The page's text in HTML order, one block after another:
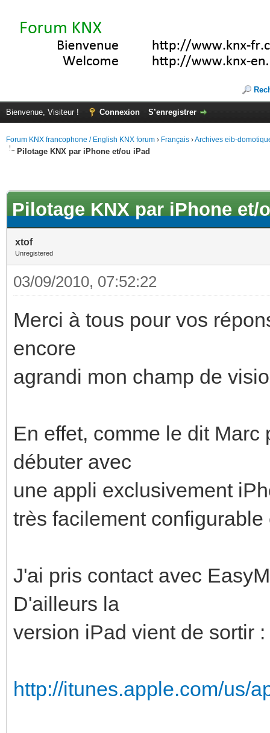
Bienvenue, Visiteur ! Connexion S’enregistrer
Forum KNX francophone / English KNX forum › Français ›Archives eib-
Pilotage KNX par iPhone et/ou iPad
Pilotage KNX par iPhone et/
xtof
Unregistered
03/09/2010, 07:52:22
Merci à tous pour vos
encore
agrandi mon champ de
En effet, comme le dit
débuter avec
une appli exclusivement
très facilement
J'ai pris contact avec
D'ailleurs la
version iPad vient de sortir :
http://itunes.apple.com/us/